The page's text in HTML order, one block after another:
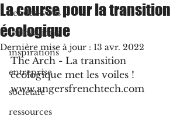
rendez-vous
innovations
inspirations
entreprise
sociétale
ressources
La course pour la transition
écologique
Dernière mise à jour : 13 avr. 2022
The Arch - La transition
écologique met les voiles !
www.angersfrenchtech.com